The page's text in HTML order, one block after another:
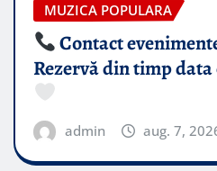
MUZICA POPULARA
Contact
Rezervă din timp
admin aug. 7,